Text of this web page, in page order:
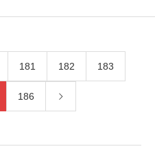
181 182 183
186